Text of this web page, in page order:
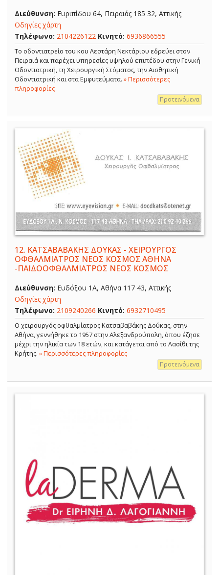
Διεύθυνση: Ευριπίδου 64, Πειραιάς 185 32, Αττικής
Οδηγίες χάρτη
Τηλέφωνο: 2104226122 Κινητό: 6936866555
Το οδοντιατρείο του κου Λεστάρη Νεκτάριου εδρεύει στον
Πειραιά και παρέχει υπηρεσίες υψηλού επιπέδου στην Γενική
Οδοντιατρική, τη Χειρουργική Στόματος, την Αισθητική
Οδοντιατρική και στα Εμφυτεύματα. » Περισσότερες
πληροφορίες
Προτεινόμενα
12. ΚΑΤΣΑΒΑΒΑΚΗΣ ΔΟΥΚΑΣ - ΧΕΙΡΟΥΡΓΟΣ
ΟΦΘΑΛΜΙΑΤΡΟΣ ΝΕΟΣ ΚΟΣΜΟΣ ΑΘΗΝΑ
-ΠΑΙΔΟΟΦΘΑΛΜΙΑΤΡΟΣ ΝΕΟΣ ΚΟΣΜΟΣ
Διεύθυνση: Ευδόξου 1Α, Αθήνα 117 43, Αττικής
Οδηγίες χάρτη
Τηλέφωνο: 2109240266 Κινητό: 6932710495
Ο χειρουργός οφθαλμίατρος Κατσαβαβάκης Δούκας, στην
Αθήνα, γεννήθηκε το 1957 στην Αλεξανδρούπολη, όπου έζησε
μέχρι την ηλικία των 18 ετών, και κατάγεται από το Λασίθι της
Κρήτης. » Περισσότερες πληροφορίες
Προτεινόμενα